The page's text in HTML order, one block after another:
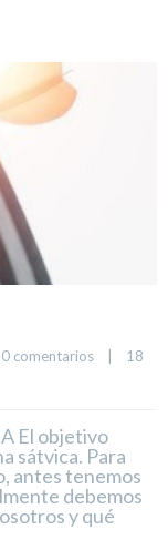
0 comentarios
18
El objetivo
sátvica. Para
antes tenemos
debemos
y qué